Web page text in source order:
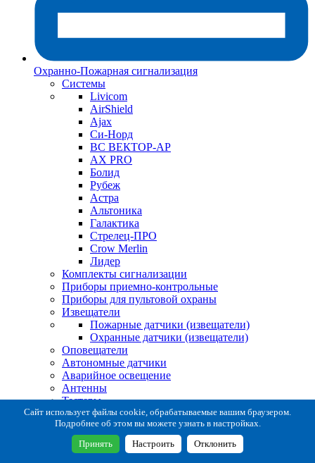
Охранно-Пожарная сигнализация
Системы
Livicom
AirShield
Ajax
Си-Норд
ВС ВЕКТОР-АР
AX PRO
Болид
Рубеж
Астра
Альтоника
Галактика
Стрелец-ПРО
Crow Merlin
Лидер
Комплекты сигнализации
Приборы приемно-контрольные
Приборы для пультовой охраны
Извещатели
Пожарные датчики (извещатели)
Охранные датчики (извещатели)
Оповещатели
Автономные датчики
Аварийное освещение
Антенны
Тестеры
Система сбора извещений
Расходные и монтажные материалы
Коробки коммутационные
Кронштейны для извещателей
Сайт использует файлы cookie, обрабатываемые вашим браузером.
Подробнее об этом вы можете узнать в настройках.
Принять Настроить Отклонить